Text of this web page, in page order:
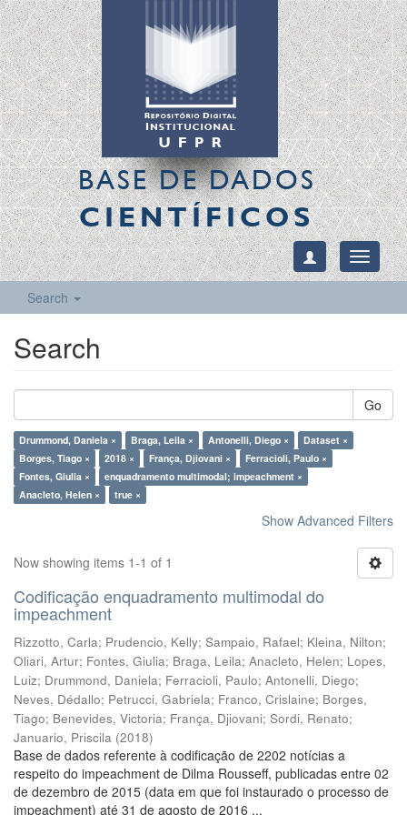
BASE DE DADOS
CIENTÍFICOS
Toggle
Search
Search
Go
Drummond, Daniela × Braga, Leila × Antonelli, Diego ×
Dataset ×
Borges, Tiago ×
2018 × França, Djiovani ×
Ferracioli, Paulo ×
Fontes, Giulia ×
enquadramento multimodal; impeachment ×
Anacleto, Helen ×
true ×
Show Advanced Filters
Now showing items 1-1 of 1
Codificação enquadramento multimodal do
impeachment
Rizzotto, Carla; Prudencio, Kelly; Sampaio, Rafael; Kleina, Nilton;
Oliari, Artur; Fontes, Giulia; Braga, Leila; Anacleto, Helen; Lopes,
Luiz; Drummond, Daniela; Ferracioli, Paulo; Antonelli, Diego;
Neves, Dédallo; Petrucci, Gabriela; Franco, Crislaine; Borges,
Tiago; Benevides, Victoria; França, Djiovani; Sordi, Renato;
Januario, Priscila (2018)
Base de dados referente à codificação de 2202 notícias a
respeito do impeachment de Dilma Rousseff, publicadas entre 02
de dezembro de 2015 (data em que foi instaurado o processo de
impeachment) até 31 de agosto de 2016 ...